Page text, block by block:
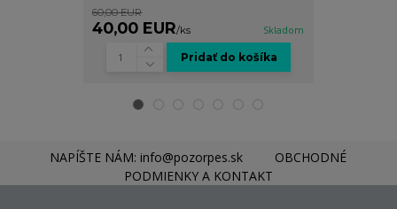
60,00 EUR
40,00 EUR/ks Skladom
Pridať do košíka
NAPÍŠTE NÁM: info@pozorpes.sk
OBCHODNÉ
PODMIENKY A KONTAKT